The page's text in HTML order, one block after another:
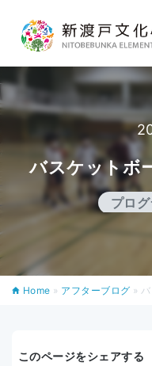
教育内容
学校生活
バスケットボ
プロ
Home » アフターブログ »
このページをシェアする